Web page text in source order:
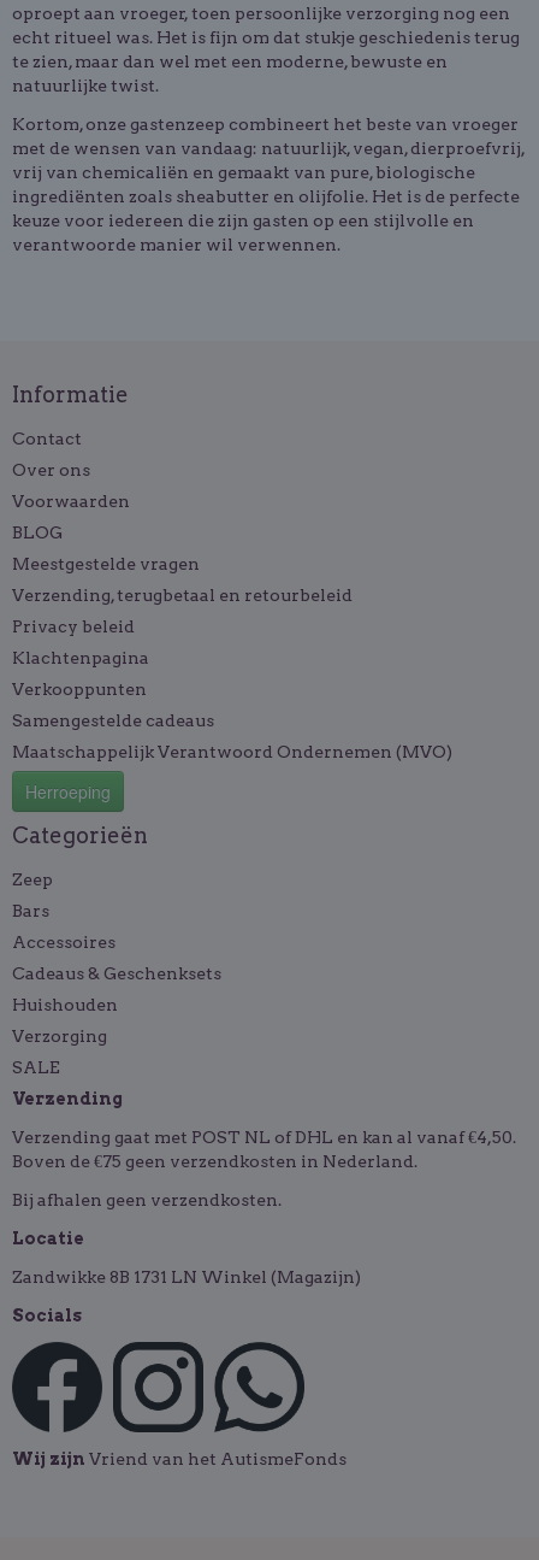
oproept aan vroeger, toen persoonlijke verzorging nog een
echt ritueel was. Het is fijn om dat stukje geschiedenis terug
te zien, maar dan wel met een moderne, bewuste en
natuurlijke twist.
Kortom, onze gastenzeep combineert het beste van vroeger
met de wensen van vandaag: natuurlijk, vegan, dierproefvrij,
vrij van chemicaliën en gemaakt van pure, biologische
ingrediënten zoals sheabutter en olijfolie. Het is de perfecte
keuze voor iedereen die zijn gasten op een stijlvolle en
verantwoorde manier wil verwennen.
Informatie
Contact
Over ons
Voorwaarden
BLOG
Meestgestelde vragen
Verzending, terugbetaal en retourbeleid
Privacy beleid
Klachtenpagina
Verkooppunten
Samengestelde cadeaus
Maatschappelijk Verantwoord Ondernemen (MVO)
Herroeping
Categorieën
Zeep
Bars
Accessoires
Cadeaus & Geschenksets
Huishouden
Verzorging
SALE
Verzending
Verzending gaat met POST NL of DHL en kan al vanaf €4,50.
Boven de €75 geen verzendkosten in Nederland.
Bij afhalen geen verzendkosten.
Locatie
Zandwikke 8B 1731 LN Winkel (Magazijn)
Socials
Wij zijn Vriend van het AutismeFonds